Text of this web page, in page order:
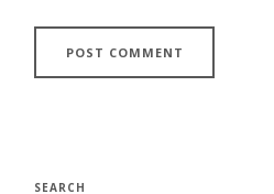
SEARCH